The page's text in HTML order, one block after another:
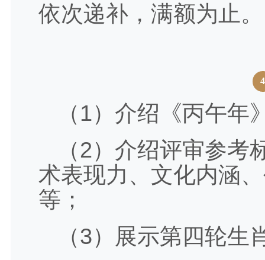
依次递补，满额为止。
4
（1）介绍《丙午
（2）介绍评审参
术表现力、文化内涵
等；
（3）展示第四轮生